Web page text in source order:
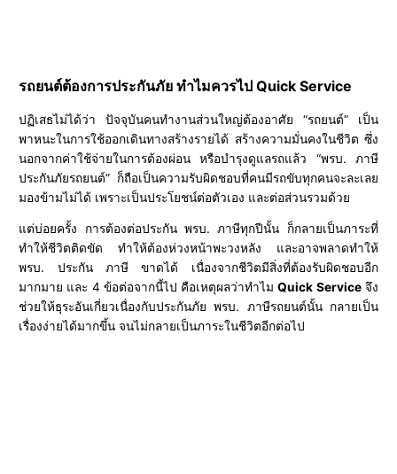
รถยนต์ต้องการประกันภัย ทำไมควรไป Quick Service
ปฏิเสธไม่ได้ว่า ปัจจุบันคนทำงานส่วนใหญ่ต้องอาศัย “รถยนต์” เป็น
พาหนะในการใช้ออกเดินทางสร้างรายได้ สร้างความมั่นคงในชีวิต ซึ่ง
นอกจากค่าใช้จ่ายในการต้องผ่อน หรือบำรุงดูแลรถแล้ว “พรบ. ภาษี
ประกันภัยรถยนต์” ก็ถือเป็นความรับผิดชอบที่คนมีรถขับทุกคนจะละเลย
มองข้ามไม่ได้ เพราะเป็นประโยชน์ต่อตัวเอง และต่อส่วนรวมด้วย
แต่บ่อยครั้ง การต้องต่อประกัน พรบ. ภาษีทุกปีนั้น ก็กลายเป็นภาระที่
ทำให้ชีวิตติดขัด ทำให้ต้องห่วงหน้าพะวงหลัง และอาจพลาดทำให้
พรบ. ประกัน ภาษี ขาดได้ เนื่องจากชีวิตมีสิ่งที่ต้องรับผิดชอบอีก
มากมาย และ 4 ข้อต่อจากนี้ไป คือเหตุผลว่าทำไมQuick Serviceจึง
ช่วยให้ธุระอันเกี่ยวเนื่องกับประกันภัย พรบ. ภาษีรถยนต์นั้น กลายเป็น
เรื่องง่ายได้มากขึ้น จนไม่กลายเป็นภาระในชีวิตอีกต่อไป